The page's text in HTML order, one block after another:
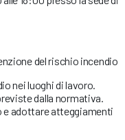
del rischio incendio
nei luoghi di lavoro.
dalla normativa.
adottare atteggiamenti